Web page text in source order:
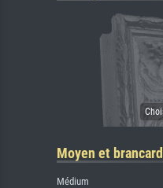
Moyen et brancard
Médium